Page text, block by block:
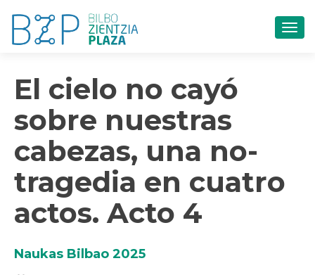
El cielo no cayó
sobre nuestras
cabezas, una no-
tragedia en cuatro
actos. Acto 4
Naukas Bilbao 2025